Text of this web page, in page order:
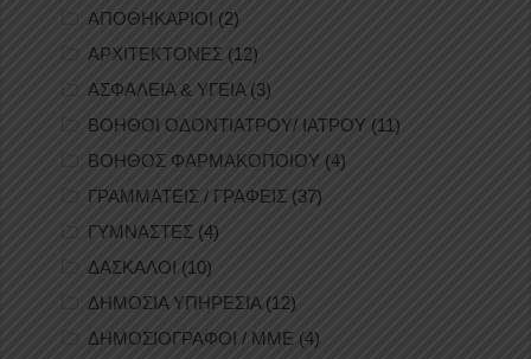
ΑΠΟΘΗΚΑΡΙΟΙ (2)
ΑΡΧΙΤΕΚΤΟΝΕΣ (12)
ΑΣΦΑΛΕΙΑ & ΥΓΕΙΑ (3)
ΒΟΗΘΟΙ ΟΔΟΝΤΙΑΤΡΟΥ/ ΙΑΤΡΟΥ (11)
ΒΟΗΘΟΣ ΦΑΡΜΑΚΟΠΟΙΟΥ (4)
ΓΡΑΜΜΑΤΕΙΣ / ΓΡΑΦΕΙΣ (37)
ΓΥΜΝΑΣΤΕΣ (4)
ΔΑΣΚΑΛΟΙ (10)
ΔΗΜΟΣΙΑ ΥΠΗΡΕΣΙΑ(12)
ΔΗΜΟΣΙΟΓΡΑΦΟΙ / ΜΜΕ (4)